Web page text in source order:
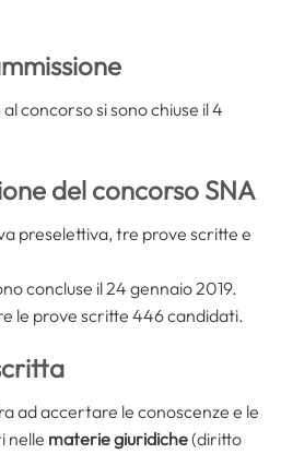
concorso si sono chiuse il 4
del concorso SNA
preselettiva, tre prove scritte e
concluse il 24 gennaio 2019.
le prove scritte 446 candidati.
ad accertare le conoscenze e le
nelle materie giuridiche(diritto